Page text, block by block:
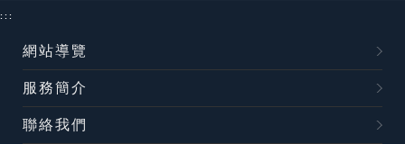
:::
網站導覽
服務簡介
聯絡我們